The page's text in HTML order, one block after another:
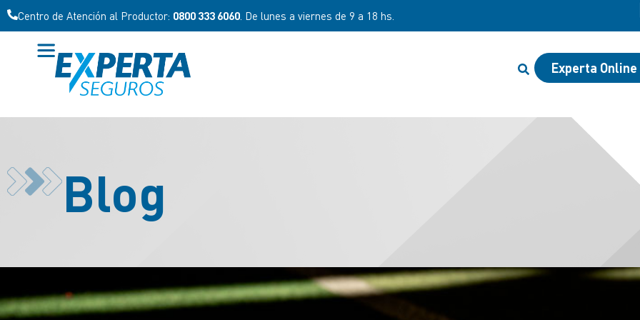
Centro de Atención al Productor: 0800 333 6060 . De lunes a viernes de 9 a 18 hs.
Experta Online
Blog